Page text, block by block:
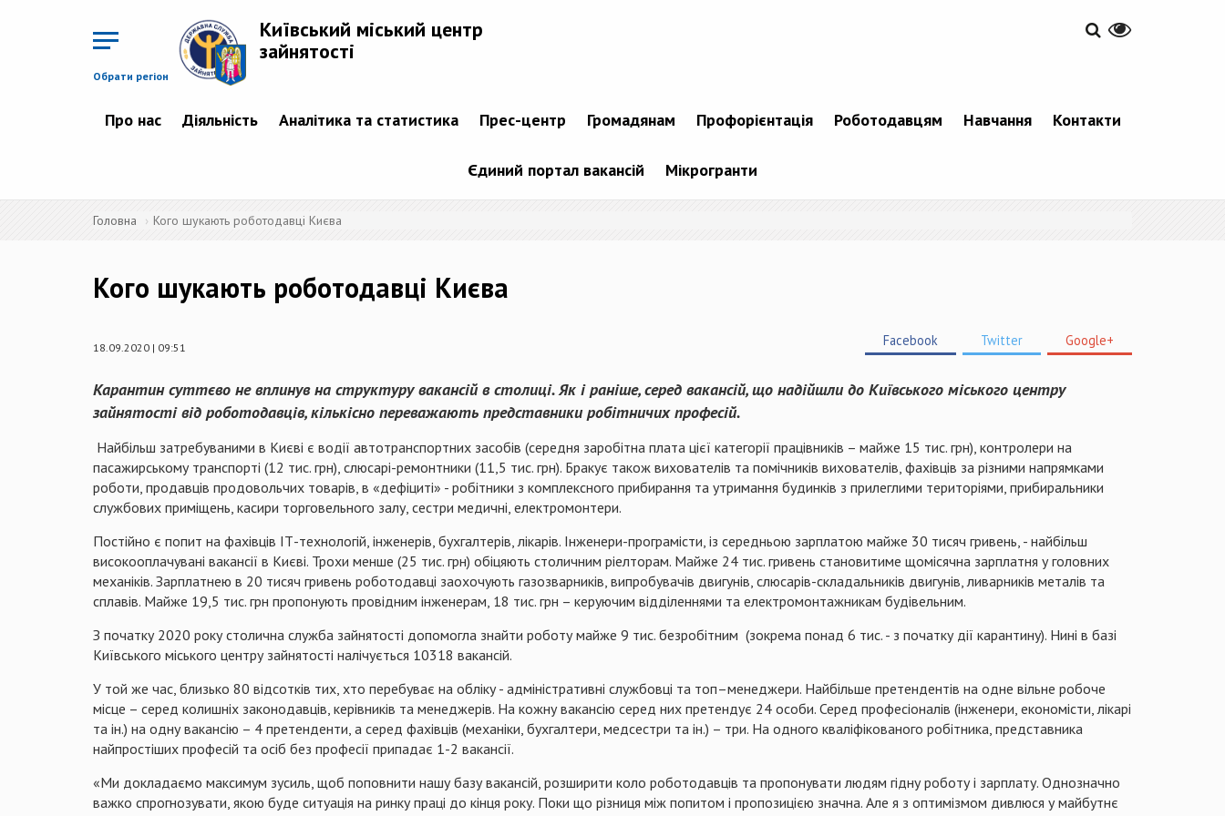
Обрати регіон
Київський міський центр
зайнятості
Про нас Діяльність Аналітика та статистика Прес-центр Громадянам Профорієнтація Роботодавцям Навчання Контакти
Єдиний портал вакансій Мікрогранти
Головна Кого шукають роботодавці Києва
Кого шукають роботодавці Києва
18.09.2020 | 09:51 Facebook Twitter Google+
Карантин суттєво не вплинув на структуру вакансій в столиці. Як і раніше, серед вакансій, що надійшли до Київського міського центру
зайнятості від роботодавців, кількісно переважають представники робітничих професій.
Найбільш затребуваними в Києві є водії автотранспортних засобів (середня заробітна плата цієї категорії працівників – майже 15 тис. грн), контролери на
пасажирському транспорті (12 тис. грн), слюсарі-ремонтники (11,5 тис. грн). Бракує також вихователів та помічників вихователів, фахівців за різними напрямками
роботи, продавців продовольчих товарів, в «дефіциті» - робітники з комплексного прибирання та утримання будинків з прилеглими територіями, прибиральники
службових приміщень, касири торговельного залу, сестри медичні, електромонтери.
Постійно є попит на фахівців ІТ-технологій, інженерів, бухгалтерів, лікарів. Інженери-програмісти, із середньою зарплатою майже 30 тисяч гривень, - найбільш
високооплачувані вакансії в Києві. Трохи менше (25 тис. грн) обіцяють столичним ріелторам. Майже 24 тис. гривень становитиме щомісячна зарплатня у головних
механіків. Зарплатнею в 20 тисяч гривень роботодавці заохочують газозварників, випробувачів двигунів, слюсарів-складальників двигунів, ливарників металів та
сплавів. Майже 19,5 тис. грн пропонують провідним інженерам, 18 тис. грн – керуючим відділеннями та електромонтажникам будівельним.
З початку 2020 року столична служба зайнятості допомогла знайти роботу майже 9 тис. безробітним (зокрема понад 6 тис. - з початку дії карантину). Нині в базі
Київського міського центру зайнятості налічується 10318 вакансій.
У той же час, близько 80 відсотків тих, хто перебуває на обліку - адміністративні службовці та топ–менеджери. Найбільше претендентів на одне вільне робоче
місце – серед колишніх законодавців, керівників та менеджерів. На кожну вакансію серед них претендує 24 особи. Серед професіоналів (інженери, економісти, лікарі
та ін.) на одну вакансію – 4 претенденти, а серед фахівців (механіки, бухгалтери, медсестри та ін.) – три. На одного кваліфікованого робітника, представника
найпростіших професій та осіб без професії припадає 1-2 вакансії.
«Ми докладаємо максимум зусиль, щоб поповнити нашу базу вакансій, розширити коло роботодавців та пропонувати людям гідну роботу і зарплату. Однозначно
важко спрогнозувати, якою буде ситуація на ринку праці до кінця року. Поки що різниця між попитом і пропозицією значна. Але я з оптимізмом дивлюся у майбутнє